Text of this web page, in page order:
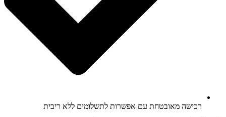
רכישה מאובטחת עם אפשרות לתשלומים ללא ריבית